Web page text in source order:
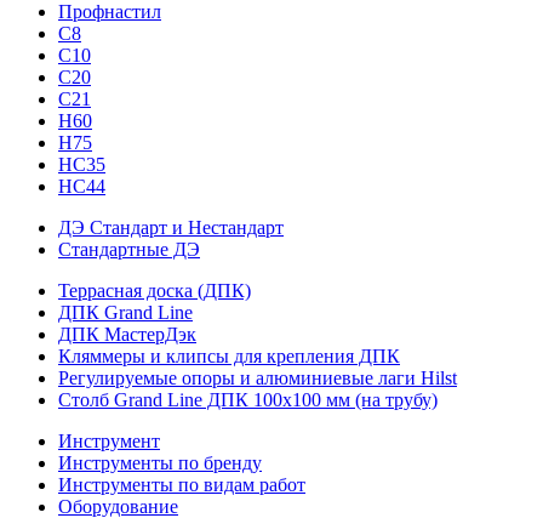
Профнастил
С8
С10
С20
С21
H60
H75
HС35
НС44
ДЭ Стандарт и Нестандарт
Стандартные ДЭ
Террасная доска (ДПК)
ДПК Grand Line
ДПК МастерДэк
Кляммеры и клипсы для крепления ДПК
Регулируемые опоры и алюминиевые лаги Hilst
Столб Grand Line ДПК 100х100 мм (на трубу)
Инструмент
Инструменты по бренду
Инструменты по видам работ
Оборудование